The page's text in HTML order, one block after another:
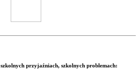
szkolnych przyjaźniach, szkolnych problemach: